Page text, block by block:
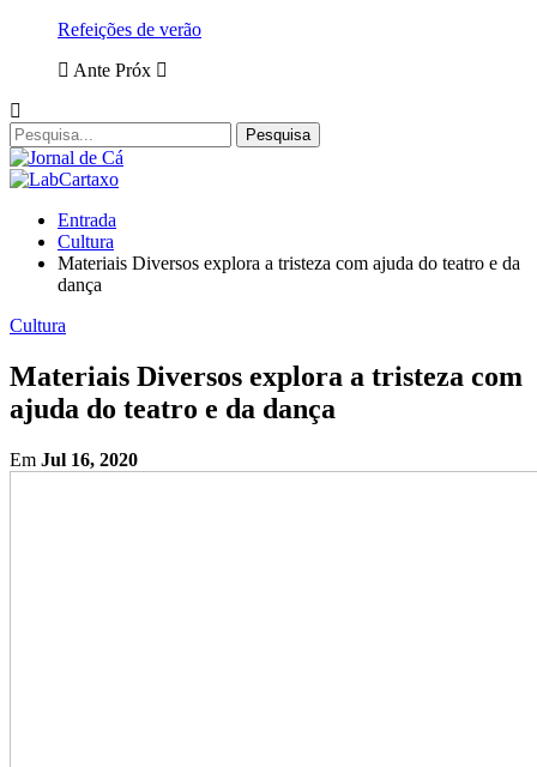
Refeições de verão
Ante Próx
Entrada
Cultura
Materiais Diversos explora a tristeza com ajuda do teatro e da
dança
Cultura
Materiais Diversos explora a tristeza com
ajuda do teatro e da dança
Em Jul 16, 2020